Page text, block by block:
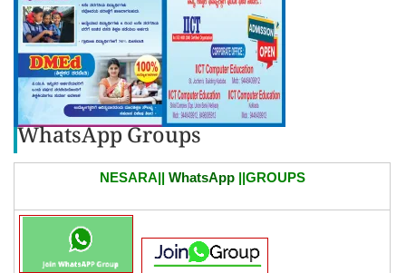
WhatsApp Groups
NESARA|| WhatsApp||GROUPS